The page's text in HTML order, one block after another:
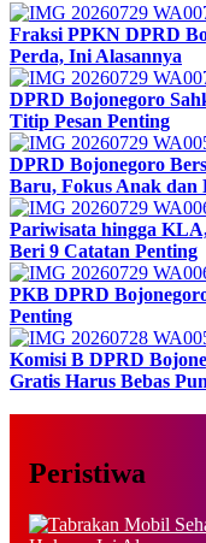
Fraksi PPKN DPRD
Perda, Ini Alasannya
DPRD Bojonegoro
Titip Pesan Penting
DPRD Bojonegoro
Baru, Fokus Anak dan
Pariwisata hingga
Beri 9 Catatan Penting
PKB DPRD
Penting
Komisi B DPRD
Gratis Harus Bebas
Peristiwa